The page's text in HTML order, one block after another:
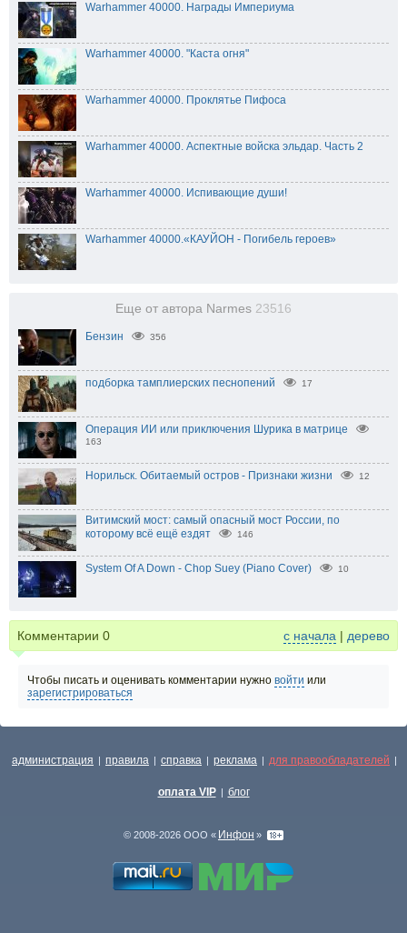
Warhammer 40000. Награды Империума
Warhammer 40000. "Каста огня"
Warhammer 40000. Проклятье Пифоса
Warhammer 40000. Аспектные войска эльдар. Часть 2
Warhammer 40000. Испивающие души!
Warhammer 40000.«КАУЙОН - Погибель героев»
Еще от автора Narmes 23516
Бензин 356
подборка тамплиерских песнопений 17
Операция ИИ или приключения Шурика в матрице
163
Норильск. Обитаемый остров - Признаки жизни 12
Витимский мост: самый опасный мост России, по
которому всё ещё ездят
146
System Of A Down - Chop Suey (Piano Cover) 10
Комментарии 0 с начала | дерево
Чтобы писать и оценивать комментарии нужно войти или
зарегистрироваться
администрация | правила | справка | реклама | для правообладателей |
оплата VIP | блог
© 2008-2026 ООО « Инфон »